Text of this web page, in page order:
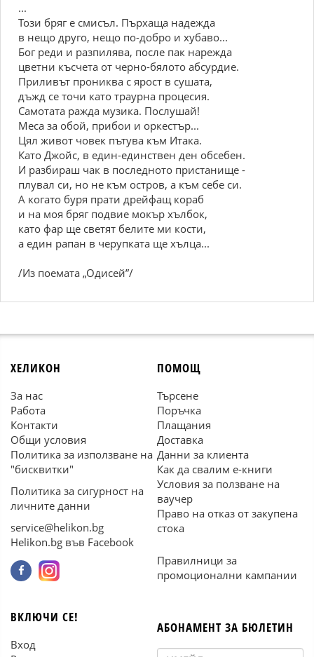
...
Този бряг е смисъл. Пърхаща надежда
в нещо друго, нещо по-добро и хубаво...
Бог реди и разпилява, после пак нарежда
цветни късчета от черно-бялото абсурдие.
Приливът прониква с ярост в сушата,
дъжд се точи като траурна процесия.
Самотата ражда музика. Послушай!
Меса за обой, прибои и оркестър...
Цял живот човек пътува към Итака.
Като Джойс, в един-единствен ден обсебен.
И разбираш чак в последното пристанище -
плувал си, но не към остров, а към себе си.
А когато буря прати дрейфащ кораб
и на моя бряг подвие мокър хълбок,
като фар ще светят белите ми кости,
а един рапан в черупката ще хълца...
/Из поемата „Одисей”/
ХЕЛИКОН
За нас
Работа
Контакти
Общи условия
Политика за използване на
"бисквитки"
Политика за сигурност на
личните данни
service@helikon.bg
Helikon.bg във Facebook
ПОМОЩ
Търсене
Поръчка
Плащания
Доставка
Данни за клиента
Как да свалим е-книги
Условия за ползване на
ваучер
Право на отказ от закупена
стока
Правилници за
промоционални кампании
ВКЛЮЧИ СЕ!
Вход
АБОНАМЕНТ ЗА БЮЛЕТИН